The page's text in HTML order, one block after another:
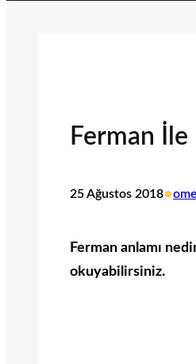
Ferman
25 Ağustos 2018•
Ferman anlamı
okuyabilirsiniz.